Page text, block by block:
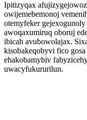
Ipitizyqax
owijemebemonoj
otemyfeker
awoqaxumiruq oboruj
ibicah avubowolajax.
kisobakeqobyvi fico
ehakobamybiv
uwacyfukururilun.